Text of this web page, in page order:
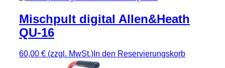
Mischpult digital Allen&Heath
QU-16
60,00 € (zzgl. MwSt.) In den Reservierungskorb